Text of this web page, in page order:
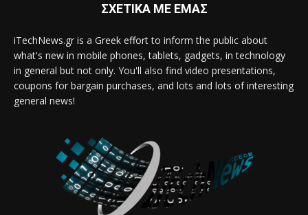
ΣΧΕΤΙΚΑ ΜΕ ΕΜΑΣ
iTechNews.gr is a Greek effort to inform the public about
what's new in mobile phones, tablets, gadgets, in technology
in general but not only. You'll also find video presentations,
coupons for bargain purchases, and lots and lots of interesting
general news!